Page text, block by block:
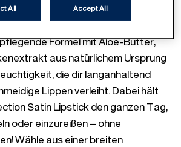
spendet der Lippenstift mit nur
Farbe mit zartem
Formel mit Aloe-Butter,
aus natürlichem Ursprung
die dir langanhaltend
Lippen verleiht. Dabei hält
Satin Lipstick den ganzen Tag,
oder einzureißen – ohne
Wähle aus einer breiten
All Accept All